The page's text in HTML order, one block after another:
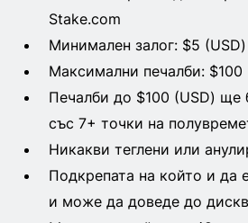
Stake.com
Минимален залог: $5 (USD)
Максимални печалби: $100
Печалби до $100 (USD) ще
със 7+ точки на
Никакви теглени или
Подкрепата на който и да
и може да доведе до